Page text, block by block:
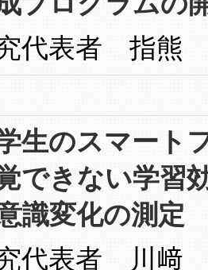
代表者 指熊
生のスマート
できない学習
識変化の測定
代表者 川﨑